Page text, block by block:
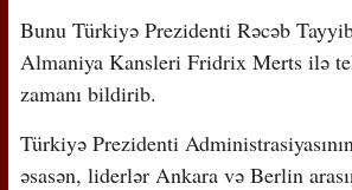
Bunu Türkiyə Prezidenti Rəcəb
Almaniya Kansleri Fridrix Merts ilə
zamanı bildirib.
Türkiyə Prezidenti
əsasən, liderlər Ankara və Berlin